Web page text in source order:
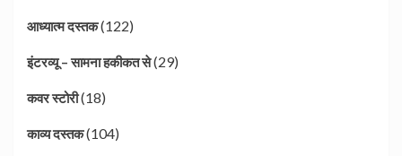
आध्यात्म दस्तक(122)
इंटरव्यू – सामना हकीकत से(29)
कवर स्टोरी(18)
काव्य दस्तक(104)